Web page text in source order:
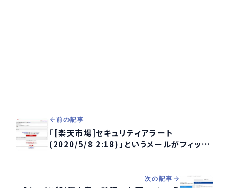
前の記事
「[楽天市場]セキュリティアラート
(2020/5/8 2:18)」というメールがフィッシ
次の記事